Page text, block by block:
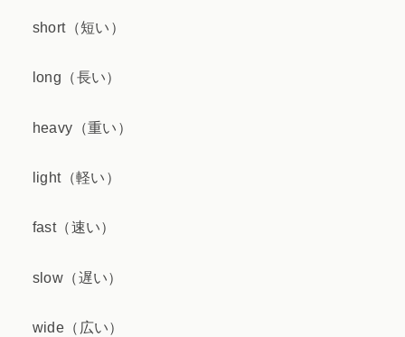
short（短い）
long（長い）
heavy（重い）
light（軽い）
fast（速い）
slow（遅い）
wide（広い）